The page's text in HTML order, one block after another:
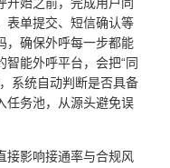
开始之前，完成用户同
表单提交、短信确认等
，确保外呼每一步都能
能外呼平台，会把“同
系统自动判断是否具备
任务池，从源头避免误
接影响接通率与合规风